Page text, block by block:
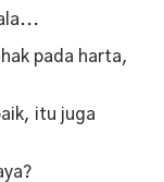
pada harta,
itu juga